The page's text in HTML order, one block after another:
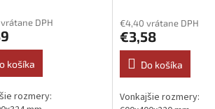
DPH
košíka
rozmery:
€4,40 vrátane DPH
€3,58
Do košíka
Vonkajšie rozmery: